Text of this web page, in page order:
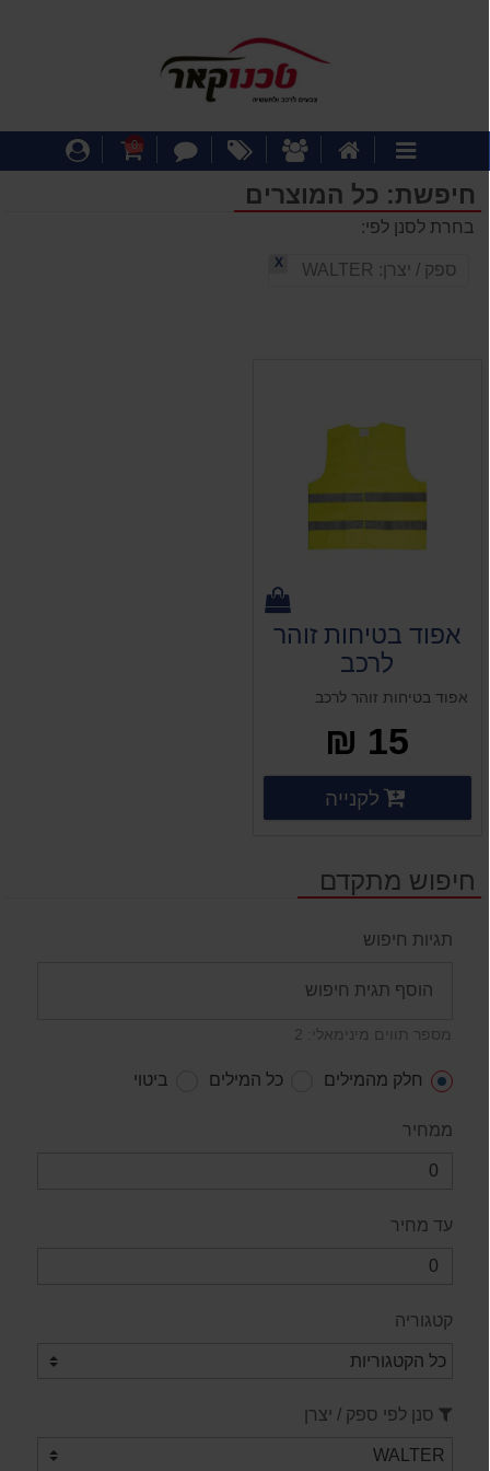
קטגוריותהבית
אודותינומבצעיםצור
עגלת
0
חיפשת: כל המוצרים
בחרת לסנן לפי:
ספק / יצרן: WALTER
X
אפוד בטיחות זוהר
לרכב
אפוד בטיחות זוהר לרכב
15 ₪
פרטים נוספים
לקנייה
חיפוש מתקדם
תגיות חיפוש
מספר תווים מינימאלי: 2
חלק מהמילים כל המילים ביטוי
ממחיר
עד מחיר
קטגוריה
סנן לפי ספק / יצרן